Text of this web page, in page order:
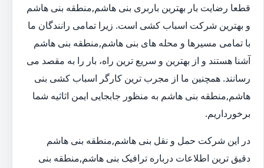
قطعا رضایت بار بهترین باربری بنی هاشم,منطقه بنی هاشم
و بهترین شرکت اسباب کشی است. زیرا تمامی رانندگان ما
با تمامی مسیرها و محله های بنی هاشم,منطقه بنی هاشم
آشنا هستند و از بهترین و سریع ترین راه، بار را به مقصد می
رسانند. همچنین ما از مجرب ترین کارگر اسباب کشی بنی
هاشم,منطقه بنی هاشم به منظور جابجایی ایمن اثاثیه شما
برخورداریم.
در این شرکت حمل و نقل بنی هاشم,منطقه بنی هاشم
دقیق ترین اطلاعات درباره ترافیک بنی هاشم,منطقه بنی